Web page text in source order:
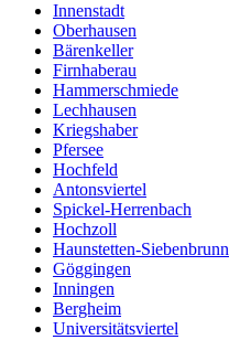
Innenstadt
Oberhausen
Bärenkeller
Firnhaberau
Hammerschmiede
Lechhausen
Kriegshaber
Pfersee
Hochfeld
Antonsviertel
Spickel-Herrenbach
Hochzoll
Haunstetten-Siebenbrunn
Göggingen
Inningen
Bergheim
Universitätsviertel